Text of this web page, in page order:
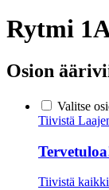
Rytmi
Osion
Valitse
Tiivistä
Tiivistä kaikki